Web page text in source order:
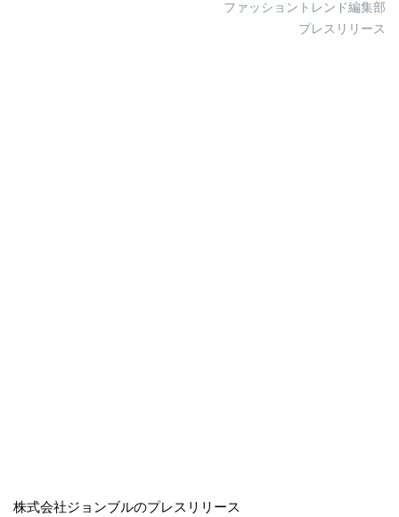
ファッショントレンド編集部
プレスリリース
株式会社ジョンブルのプレスリリース